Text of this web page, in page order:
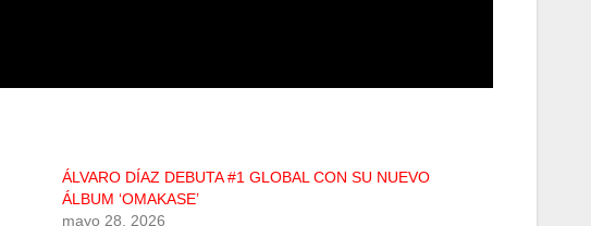
ÁLVARO DÍAZ DEBUTA #1 GLOBAL CON SU NUEVO
ÁLBUM ‘OMAKASE’
mayo 28, 2026